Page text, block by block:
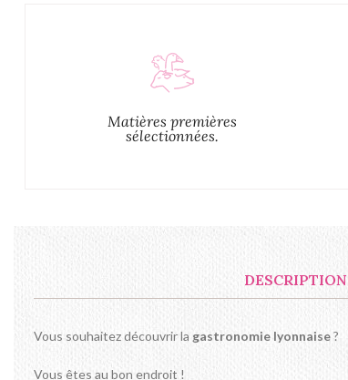
Matières premières
sélectionnées.
DESCRIPTION
Vous souhaitez découvrir la gastronomie lyonnaise?
Vous êtes au bon endroit !